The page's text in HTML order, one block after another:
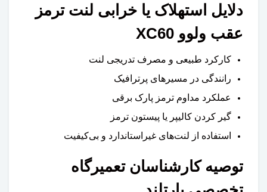
دلایل استهلاک یا خرابی لنت ترمز
عقب ولوو XC60
کارکرد طبیعی و مصرف تدریجی لنت
رانندگی در مسیرهای پرترافیک
عملکرد مداوم ترمز پارک برقی
گیر کردن کالیپر یا پیستون ترمز
استفاده از لنت‌های غیراستاندارد و بی‌کیفیت
توصیه کارشناسان تعمیرگاه